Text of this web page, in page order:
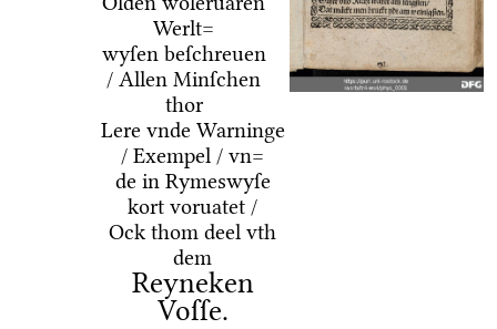
Werlt=
wyſen beſchreuen
/ Allen Minſchen
thor
Lere vnde Warninge
/ Exempel / vn=
de in Rymeswyſe
kort voruatet /
Ock thom deel vth
dem
Reyneken
Voſſe.